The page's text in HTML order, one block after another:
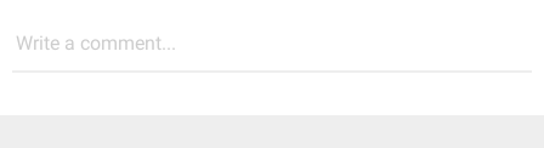
Write a comment...